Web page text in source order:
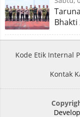
Bhakti
Kode Etik Internal
Kontak